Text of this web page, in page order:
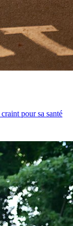
pour sa santé